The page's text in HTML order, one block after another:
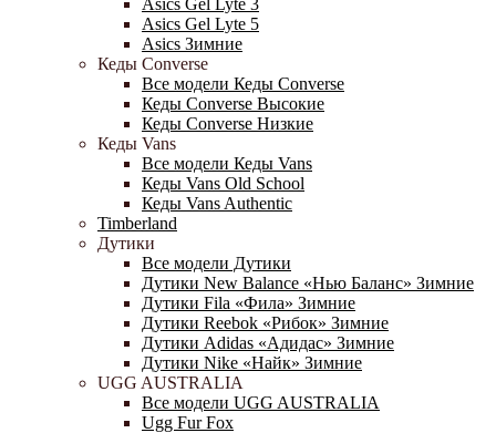
Asics Gel Lyte 3
Asics Gel Lyte 5
Asics Зимние
Кеды Converse
Все модели Кеды Converse
Кеды Converse Высокие
Кеды Converse Низкие
Кеды Vans
Все модели Кеды Vans
Кеды Vans Old School
Кеды Vans Authentic
Timberland
Дутики
Все модели Дутики
Дутики New Balance «Нью Баланс» Зимние
Дутики Fila «Фила» Зимние
Дутики Reebok «Рибок» Зимние
Дутики Adidas «Адидас» Зимние
Дутики Nike «Найк» Зимние
UGG AUSTRALIA
Все модели UGG AUSTRALIA
Ugg Fur Fox